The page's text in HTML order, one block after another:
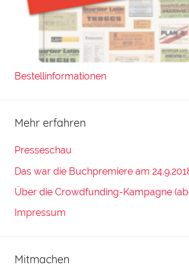
Bestellinformationen
Mehr erfahren
Presseschau
Das war die Buchpremiere am
Über die Crowdfunding-Kampagne
Impressum
Mitmachen